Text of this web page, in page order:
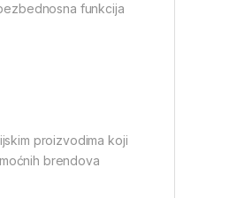
funkcija
proizvodima koji
brendova